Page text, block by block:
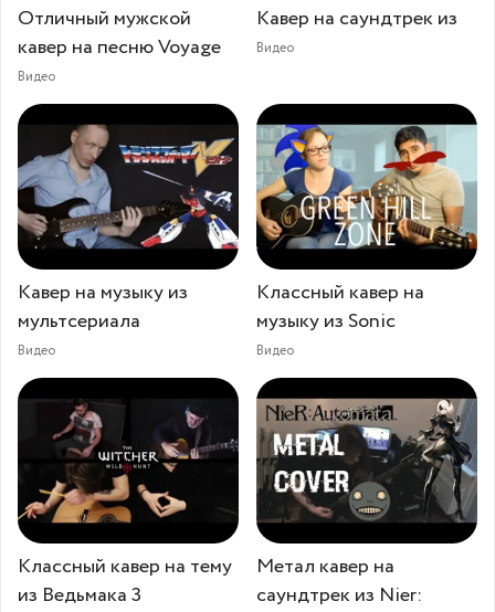
Отличный мужской
кавер на песню Voyage
Видео
Кавер на саундтрек из
Видео
Кавер на музыку из
мультсериала
Видео
Классный кавер на
музыку из Sonic
Видео
Классный кавер на тему
из Ведьмака 3
Метал кавер на
саундтрек из Nier: